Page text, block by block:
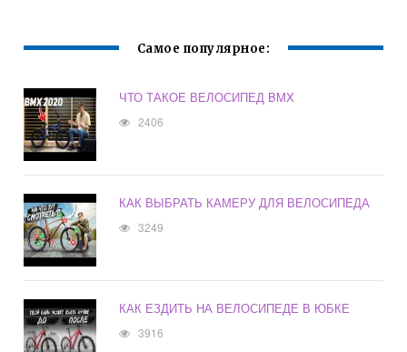
Самое популярное:
ЧТО ТАКОЕ ВЕЛОСИПЕД BMX
2406
КАК ВЫБРАТЬ КАМЕРУ ДЛЯ ВЕЛОСИПЕДА
3249
КАК ЕЗДИТЬ НА ВЕЛОСИПЕДЕ В ЮБКЕ
3916